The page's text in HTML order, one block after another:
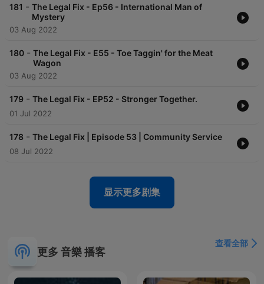
181 - The Legal Fix - Ep56 - International Man of
Mystery
03 Aug 2022
180 - The Legal Fix - E55 - Toe Taggin' for the Meat
Wagon
03 Aug 2022
179 - The Legal Fix - EP52 - Stronger Together.
01 Jul 2022
178 - The Legal Fix | Episode 53 | Community Service
08 Jul 2022
显示更多剧集
更多 音樂 播客
查看全部